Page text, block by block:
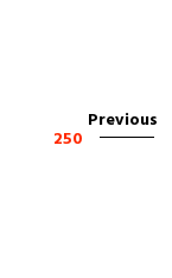
Previous
250